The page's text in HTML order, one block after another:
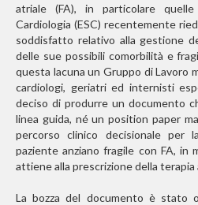
atriale (FA), in particolare
Cardiologia (ESC) recentemente
soddisfatto relativo alla gestione
delle sue possibili comorbilità e
questa lacuna un Gruppo di Lavoro
cardiologi, geriatri ed internisti
deciso di produrre un documento
linea guida, né un position paper
percorso clinico decisionale per
paziente anziano fragile con FA, in
attiene alla prescrizione della
La bozza del documento è stato